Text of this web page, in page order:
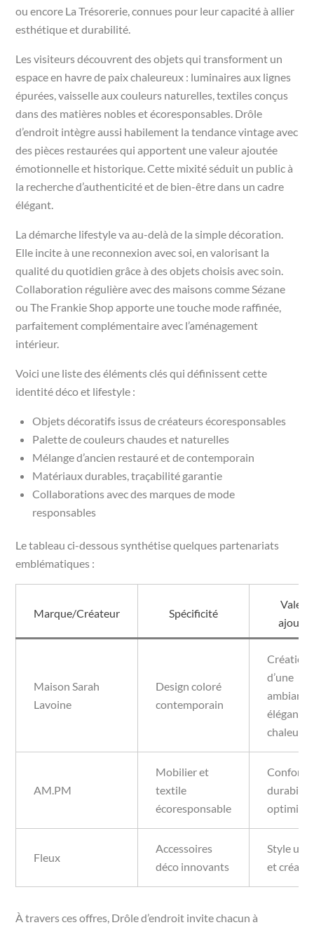
ou encore La Trésorerie, connues pour leur capacité à allier
esthétique et durabilité.
Les visiteurs découvrent des objets qui transforment un
espace en havre de paix chaleureux : luminaires aux lignes
épurées, vaisselle aux couleurs naturelles, textiles conçus
dans des matières nobles et écoresponsables. Drôle
d’endroit intègre aussi habilement la tendance vintage avec
des pièces restaurées qui apportent une valeur ajoutée
émotionnelle et historique. Cette mixité séduit un public à
la recherche d’authenticité et de bien-être dans un cadre
élégant.
La démarche lifestyle va au-delà de la simple décoration.
Elle incite à une reconnexion avec soi, en valorisant la
qualité du quotidien grâce à des objets choisis avec soin.
Collaboration régulière avec des maisons comme Sézane
ou The Frankie Shop apporte une touche mode raffinée,
parfaitement complémentaire avec l’aménagement
intérieur.
Voici une liste des éléments clés qui définissent cette
identité déco et lifestyle :
Objets décoratifs issus de créateurs écoresponsables
Palette de couleurs chaudes et naturelles
Mélange d’ancien restauré et de contemporain
Matériaux durables, traçabilité garantie
Collaborations avec des marques de mode
responsables
Le tableau ci-dessous synthétise quelques partenariats
emblématiques :
Marque/Créateur Spécificité
Valeur
ajoutée
Maison Sarah
Lavoine
Design coloré
contemporain
Création
d’une
ambiance
élégante
AM.PM
Mobilier et
textile
écoresponsable
Confort
durabilité
optimisés
Fleux
Accessoires
déco innovants
Style
et créatif
À travers ces offres, Drôle d’endroit invite chacun à